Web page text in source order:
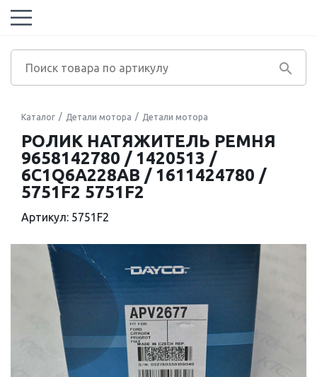
Каталог Детали мотора Детали мотора
РОЛИК НАТЯЖИТЕЛЬ РЕМНЯ
9658142780 / 1420513 /
6C1Q6A228AB / 1611424780 /
5751F2 5751F2
Артикул: 5751F2